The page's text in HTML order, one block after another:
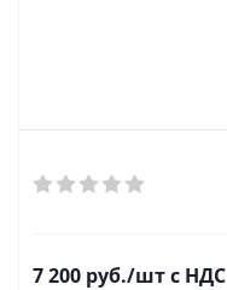
7 200 руб./штс НДС